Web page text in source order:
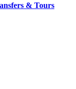
& Tours